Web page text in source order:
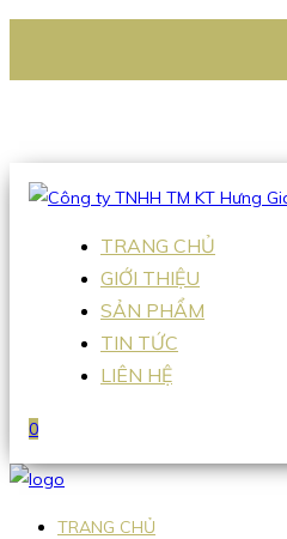
Hotline:0938 336 079
TRANG CHỦ
GIỚI THIỆU
SẢN PHẨM
TIN TỨC
LIÊN HỆ
0
TRANG CHỦ